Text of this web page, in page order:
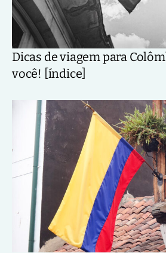
Dicas de viagem para
você! [índice]